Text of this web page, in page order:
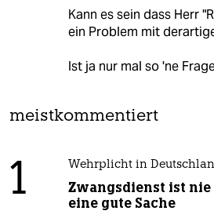
Kann es sein dass Herr
ein Problem mit
Ist ja nur mal so 'ne
meistkommentiert
1 Wehrplicht in
Zwangsdienst ist
eine gute Sache